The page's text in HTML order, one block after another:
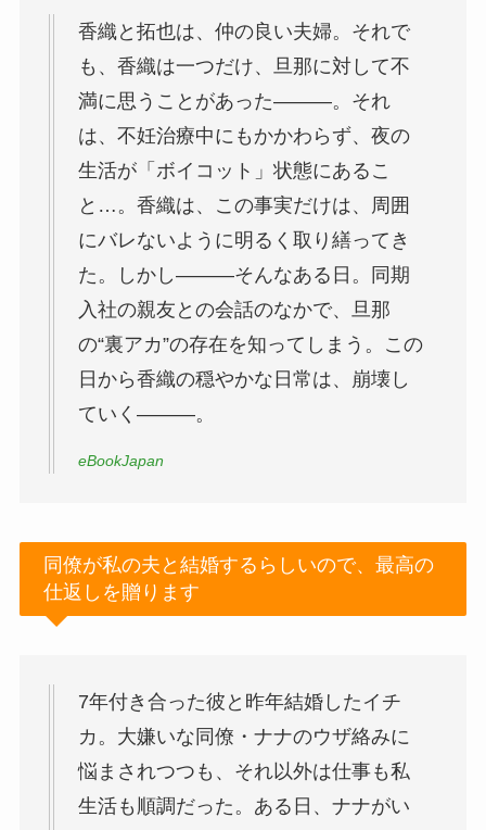
香織と拓也は、仲の良い夫婦。それで
も、香織は一つだけ、旦那に対して不
満に思うことがあった―――。それ
は、不妊治療中にもかかわらず、夜の
生活が「ボイコット」状態にあるこ
と…。香織は、この事実だけは、周囲
にバレないように明るく取り繕ってき
た。しかし―――そんなある日。同期
入社の親友との会話のなかで、旦那
の“裏アカ”の存在を知ってしまう。この
日から香織の穏やかな日常は、崩壊し
ていく―――。
eBookJapan
同僚が私の夫と結婚するらしいので、最高の
仕返しを贈ります
7年付き合った彼と昨年結婚したイチ
カ。大嫌いな同僚・ナナのウザ絡みに
悩まされつつも、それ以外は仕事も私
生活も順調だった。ある日、ナナがい